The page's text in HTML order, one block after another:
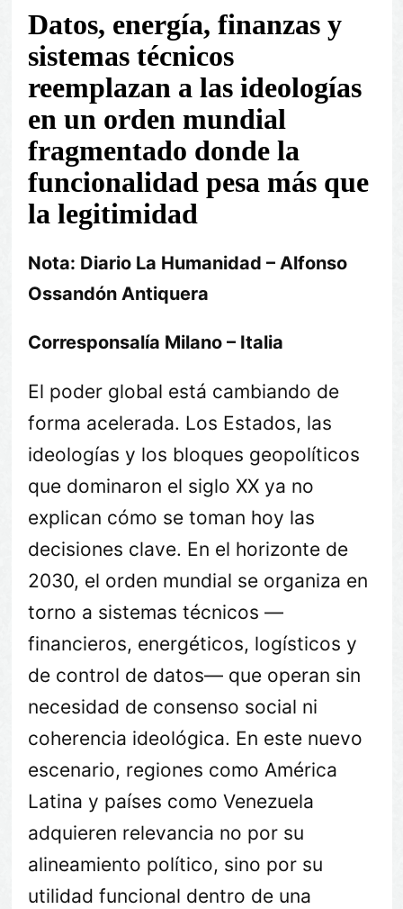
Datos, energía, finanzas y
sistemas técnicos
reemplazan a las ideologías
en un orden mundial
fragmentado donde la
funcionalidad pesa más que
la legitimidad
Nota: Diario La Humanidad – Alfonso
Ossandón Antiquera
Corresponsalía Milano – Italia
El poder global está cambiando de
forma acelerada. Los Estados, las
ideologías y los bloques geopolíticos
que dominaron el siglo XX ya no
explican cómo se toman hoy las
decisiones clave. En el horizonte de
2030, el orden mundial se organiza en
torno a sistemas técnicos —
financieros, energéticos, logísticos y
de control de datos— que operan sin
necesidad de consenso social ni
coherencia ideológica. En este nuevo
escenario, regiones como América
Latina y países como Venezuela
adquieren relevancia no por su
alineamiento político, sino por su
utilidad funcional dentro de una